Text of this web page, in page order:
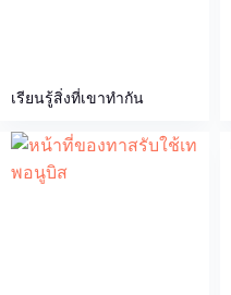
เรียนรู้สิ่งที่เขาทำกัน